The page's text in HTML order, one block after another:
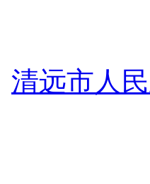
清远市人